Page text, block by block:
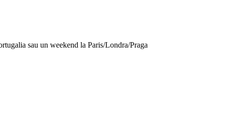
sau un weekend la Paris/Londra/Praga